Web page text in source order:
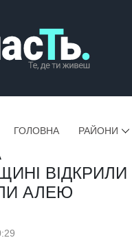
ГОЛОВНА РАЙОНИ
ВІДКРИЛИ
АЛЕЮ